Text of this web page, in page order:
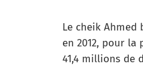
Le cheik Ahmed
en 2012, pour
41,4 millions de